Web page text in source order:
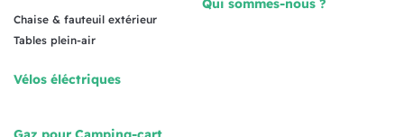
Chaise & fauteuil extérieur
Tables plein-air
Vélos éléctriques
Qui sommes-nous ?